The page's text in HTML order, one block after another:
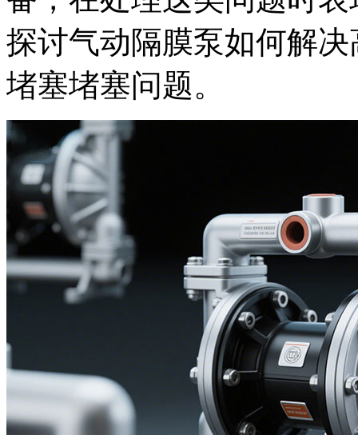
探讨气动隔膜泵如何解
堵塞堵塞问题。